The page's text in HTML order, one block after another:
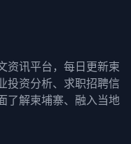
资讯平台，每日更新柬
投资分析、求职招聘信
了解柬埔寨、融入当地